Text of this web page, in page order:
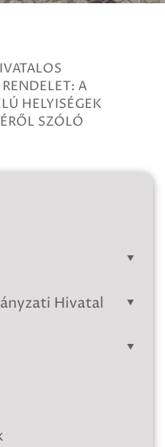
A
HELYISÉGEK
SZÓLÓ
Hivatal